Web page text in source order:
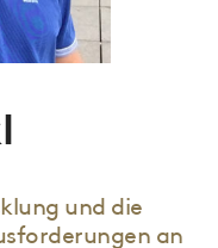
und die
an